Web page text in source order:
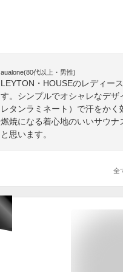
aualone(80代以上・男性)
LEYTON・HOUSEのレディー
す。シンプルでオシャレなデ
レタンラミネート）で汗をか
燃焼になる着心地のいいサウ
と思います。
全